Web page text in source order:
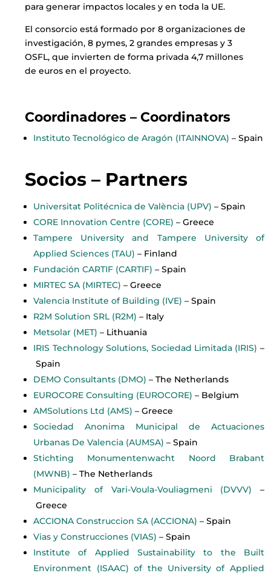
para generar impactos locales y en toda la UE.
El consorcio está formado por 8 organizaciones de
investigación, 8 pymes, 2 grandes empresas y 3
OSFL, que invierten de forma privada 4,7 millones
de euros en el proyecto.
Coordinadores –Coordinators
Instituto Tecnológico de Aragón (ITAINNOVA) – Spain
Socios – Partners
Universitat Politécnica de València (UPV) – Spain
CORE Innovation Centre (CORE) – Greece
Tampere University and Tampere University of
Applied Sciences (TAU) – Finland
Fundación CARTIF (CARTIF) – Spain
MIRTEC SA (MIRTEC) – Greece
Valencia Institute of Building (IVE) – Spain
R2M Solution SRL (R2M) – Italy
Metsolar (MET) – Lithuania
IRIS Technology Solutions, Sociedad Limitada (IRIS) –
Spain
DEMO Consultants (DMO) – The Netherlands
EUROCORE Consulting (EUROCORE) – Belgium
AMSolutions Ltd (AMS) – Greece
Sociedad Anonima Municipal de Actuaciones
Urbanas De Valencia (AUMSA) – Spain
Stichting Monumentenwacht Noord Brabant
(MWNB) – The Netherlands
Municipality of Vari-Voula-Vouliagmeni (DVVV) –
Greece
ACCIONA Construccion SA (ACCIONA) – Spain
Vias y Construcciones (VIAS) – Spain
Institute of Applied Sustainability to the Built
Environment (ISAAC) of the University of Applied